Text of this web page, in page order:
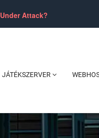
Under Attack?
JÁTÉKSZERVER